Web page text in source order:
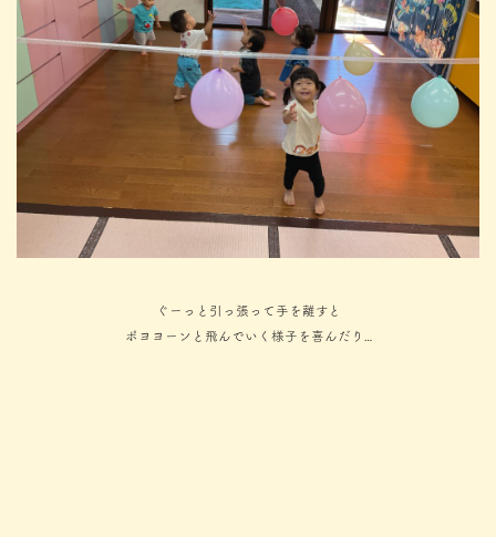
ぐーっと引っ張って手を離すと
ポヨヨーンと飛んでいく様子を喜んだり…